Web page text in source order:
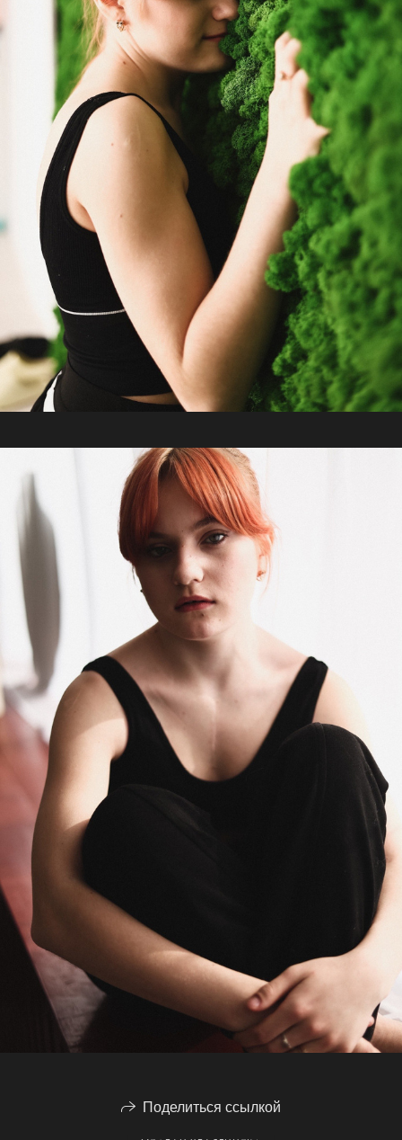
Поделиться ссылкой